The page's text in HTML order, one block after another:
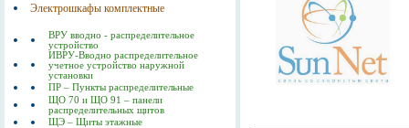
Электрошкафы комплектные
ВРУ вводно - распределительное
устройство
ИВРУ-Вводно распределительное
учетное устройство наружной
установки
ПР – Пункты распределительные
ЩО 70 и ЩО 91 – панели
распределительных щитов
ЩЭ – Щиты этажные